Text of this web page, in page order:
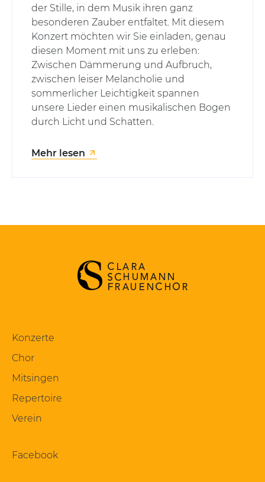
der Stille, in dem Musik ihren ganz
besonderen Zauber entfaltet. Mit diesem
Konzert möchten wir Sie einladen, genau
diesen Moment mit uns zu erleben:
Zwischen Dämmerung und Aufbruch,
zwischen leiser Melancholie und
sommerlicher Leichtigkeit spannen
unsere Lieder einen musikalischen Bogen
durch Licht und Schatten.
Mehr lesen
Konzerte
Chor
Mitsingen
Repertoire
Verein
Facebook